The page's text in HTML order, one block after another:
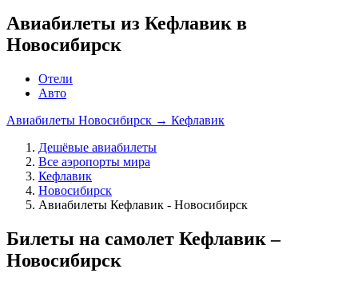
Авиабилеты из Кефлавик в
Новосибирск
Отели
Авто
Авиабилеты Новосибирск → Кефлавик
Дешёвые авиабилеты
Все аэропорты мира
Кефлавик
Новосибирск
Авиабилеты Кефлавик - Новосибирск
Билеты на самолет Кефлавик –
Новосибирск